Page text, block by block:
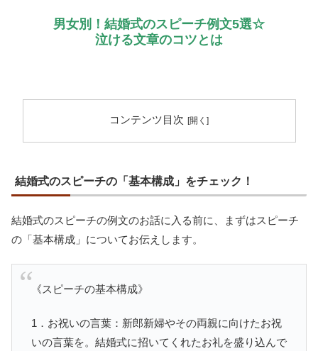
男女別！結婚式のスピーチ例文5選☆
泣ける文章のコツとは
コンテンツ目次
結婚式のスピーチの「基本構成」をチェック！
結婚式のスピーチの例文のお話に入る前に、まずはスピーチ
の「基本構成」についてお伝えします。
《スピーチの基本構成》
1．お祝いの言葉：新郎新婦やその両親に向けたお祝
いの言葉を。結婚式に招いてくれたお礼を盛り込んで